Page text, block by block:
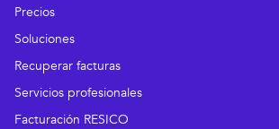
Precios
Soluciones
Recuperar facturas
Servicios profesionales
Facturación RESICO